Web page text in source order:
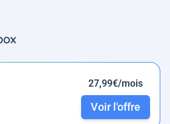
27,99€/mois
Voir l'offre